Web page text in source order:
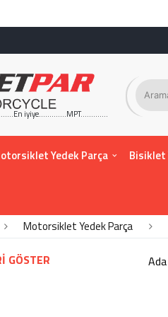
iyiye.............MPT.............
Yedek Parça Bisiklet
Motorsiklet Yedek Parça
GÖSTER